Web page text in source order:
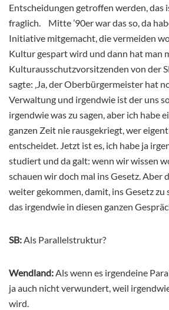
Entscheidungen getroffen werden, das
fraglich. Mitte ’90er war das so, da
Initiative mitgemacht, die vermeiden
Kultur gespart wird und dann hat man
Kulturausschutzvorsitzenden von der
sagte: ‚Ja, der Oberbürgermeister hat
Verwaltung und irgendwie ist der uns
irgendwie was zu sagen, aber ich habe
ganzen Zeit nie rausgekriegt, wer
entscheidet. Jetzt ist es, ich habe ja
studiert und da galt: wenn wir wissen
schauen wir doch mal ins Gesetz. Aber
weiter gekommen, damit, ins Gesetz zu
das irgendwie in diesen ganzen
SB:Als Parallelstruktur?
Wendland:Als wenn es irgendeine
ja auch nicht verwundert, weil
wird.